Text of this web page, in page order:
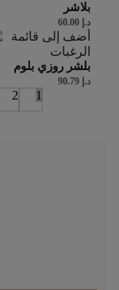
بلاشر
د.إ
أضف إلى قائمة
الرغبات
بلشر روزي بلوم
د.إ
1
2